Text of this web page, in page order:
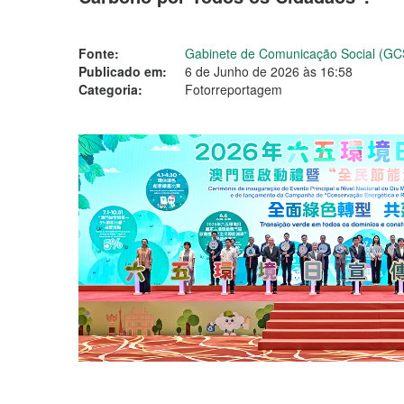
Fonte:
Gabinete de Comunicação Social
Publicado em:
6 de Junho de 2026 às 16:58
Categoria:
Fotorreportagem